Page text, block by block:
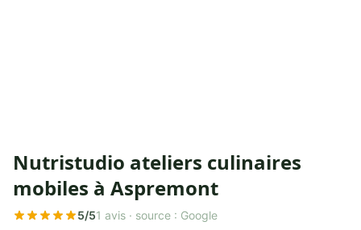
Nutristudio ateliers culinaires
mobiles à Aspremont
5/51 avis · source : Google